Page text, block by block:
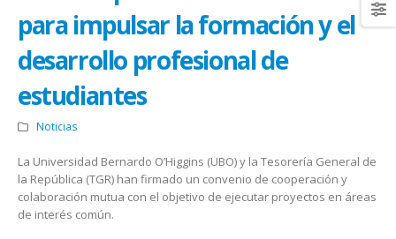
para impulsar la formación y el
desarrollo profesional de
estudiantes
Noticias
La Universidad Bernardo O’Higgins (UBO) y la Tesorería General de
la República (TGR) han firmado un convenio de cooperación y
colaboración mutua con el objetivo de ejecutar proyectos en áreas
de interés común.